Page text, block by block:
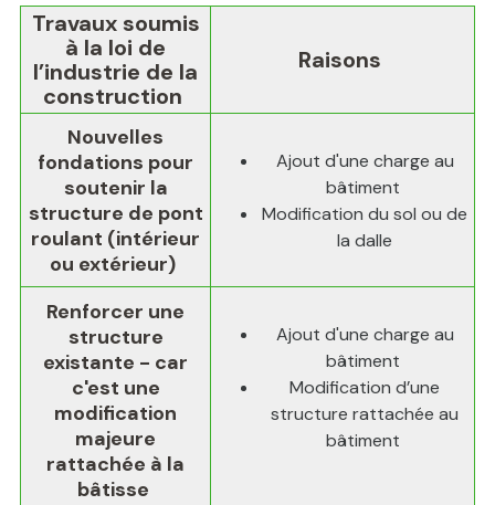
Travaux soumis
à la loi de
l’industrie de la
construction
Raisons
Nouvelles
fondations pour
soutenir la
structure de pont
roulant (intérieur
ou extérieur)
Ajout d'une charge au
bâtiment
Modification du sol ou de
la dalle
Renforcer une
structure
existante - car
c'est une
modification
majeure
rattachée à la
bâtisse
Ajout d'une charge au
bâtiment
Modification d’une
structure rattachée au
bâtiment